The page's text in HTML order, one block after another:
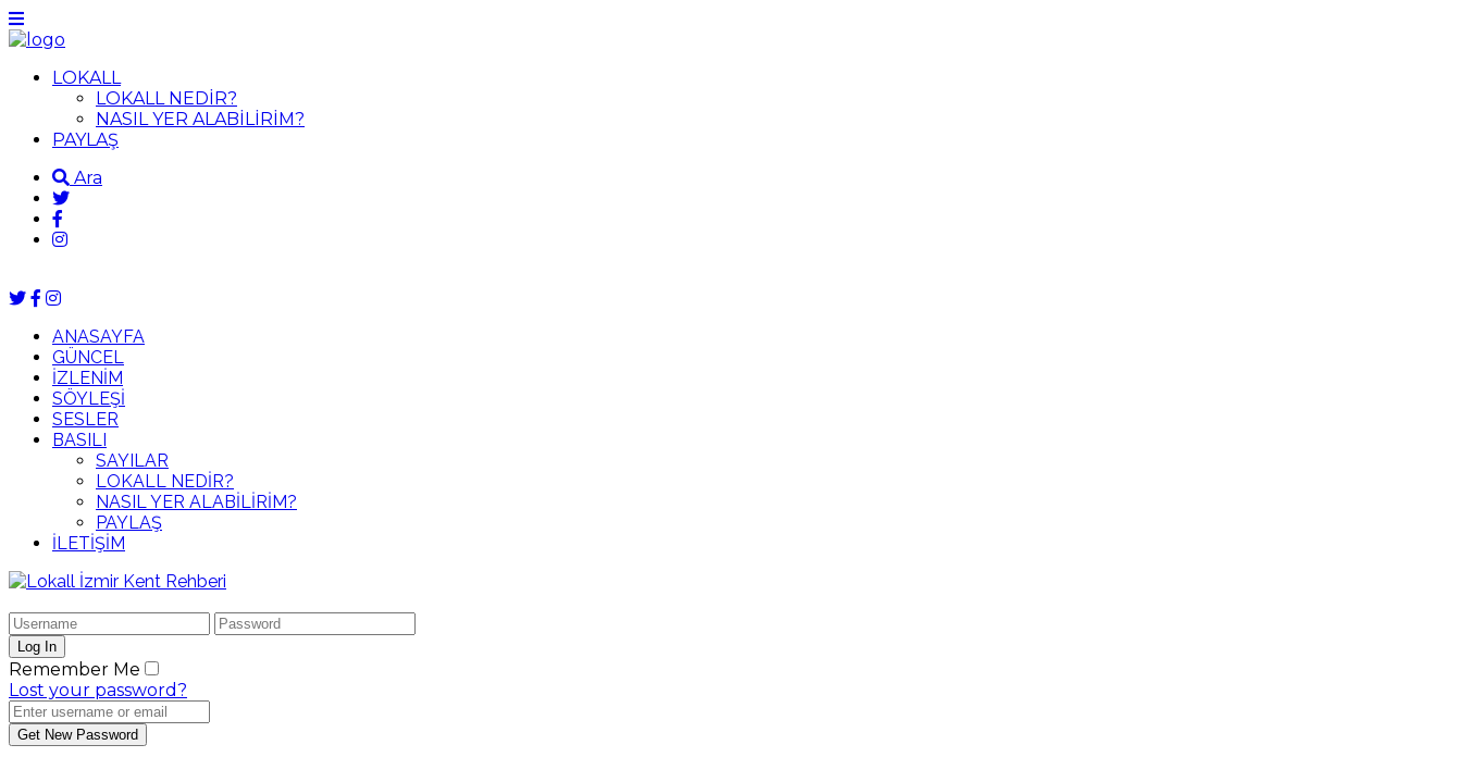
LOKALL
LOKALL NEDİR?
NASIL YER ALABİLİRİM?
PAYLAŞ
Ara
ANASAYFA
GÜNCEL
İZLENİM
SÖYLEŞİ
SESLER
BASILI
SAYILAR
LOKALL NEDİR?
NASIL YER ALABİLİRİM?
PAYLAŞ
İLETİŞİM
Remember Me
Lost your password?